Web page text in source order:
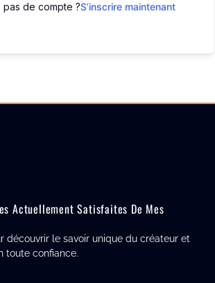
pas de compte ?S’inscrire maintenant
découvrir le savoir unique du créateur et
toute confiance.